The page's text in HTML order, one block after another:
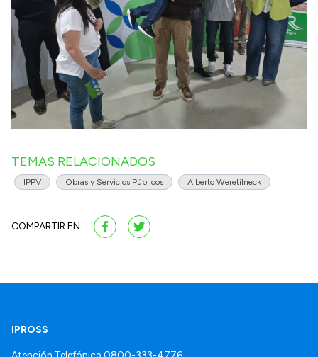
TEMAS RELACIONADOS
IPPV Obras y Servicios Públicos Alberto Weretilneck
COMPARTIR EN:
IPROSS